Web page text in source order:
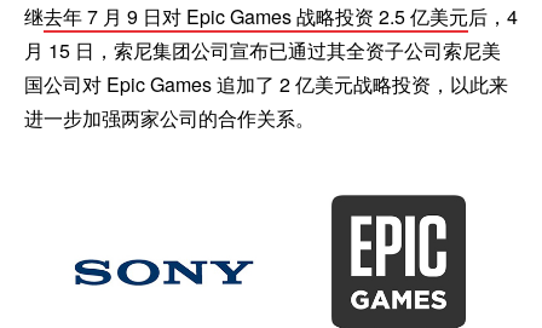
继去年 7 月 9 日对 Epic Games 战略投资 2.5 亿美元后，4
月 15 日，索尼集团公司宣布已通过其全资子公司索尼美
国公司对 Epic Games 追加了 2 亿美元战略投资，以此来
进一步加强两家公司的合作关系。